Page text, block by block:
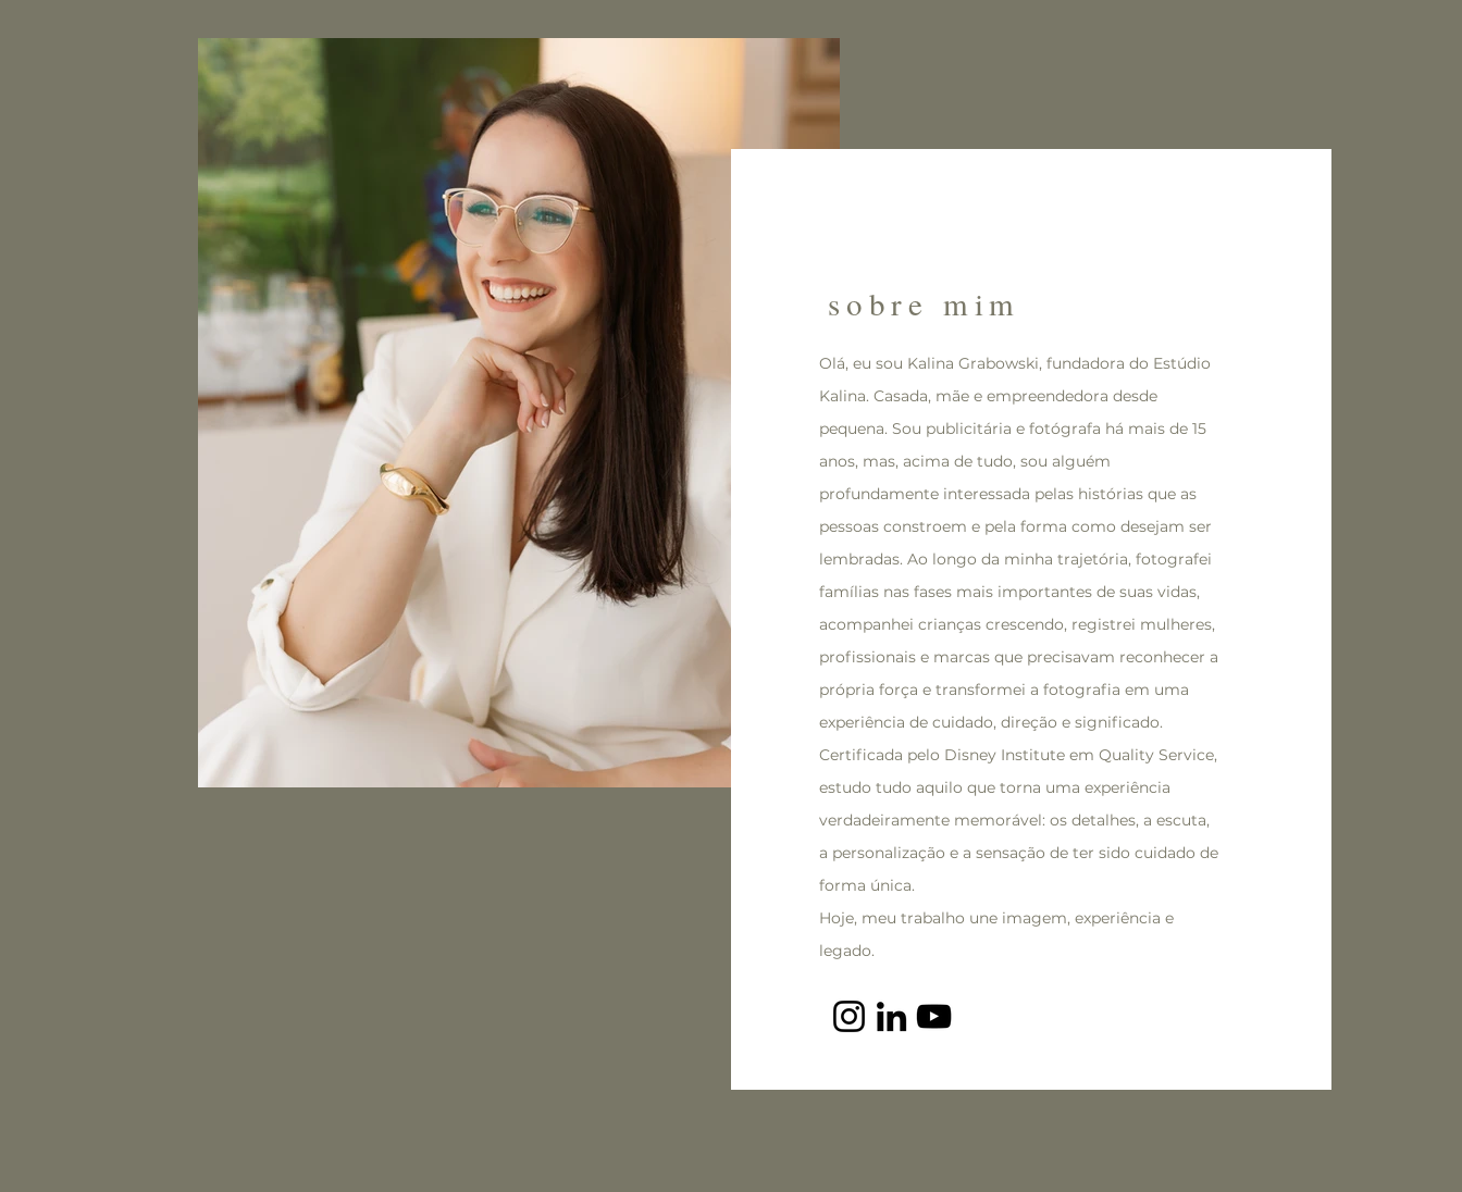
sobre mim
Olá, eu sou Kalina Grabowski, fundadora do Estúdio
Kalina. Casada, mãe e empreendedora desde
pequena. Sou publicitária e fotógrafa há mais de 15
anos, mas, acima de tudo, sou alguém
profundamente interessada pelas histórias que as
pessoas constroem e pela forma como desejam ser
lembradas. Ao longo da minha trajetória, fotografei
famílias nas fases mais importantes de suas vidas,
acompanhei crianças crescendo, registrei mulheres,
profissionais e marcas que precisavam reconhecer a
própria força e transformei a fotografia em uma
experiência de cuidado, direção e significado.
Certificada pelo Disney Institute em Quality Service,
estudo tudo aquilo que torna uma experiência
verdadeiramente memorável: os detalhes, a escuta,
a personalização e a sensação de ter sido cuidado de
forma única.
Hoje, meu trabalho une imagem, experiência e
legado.